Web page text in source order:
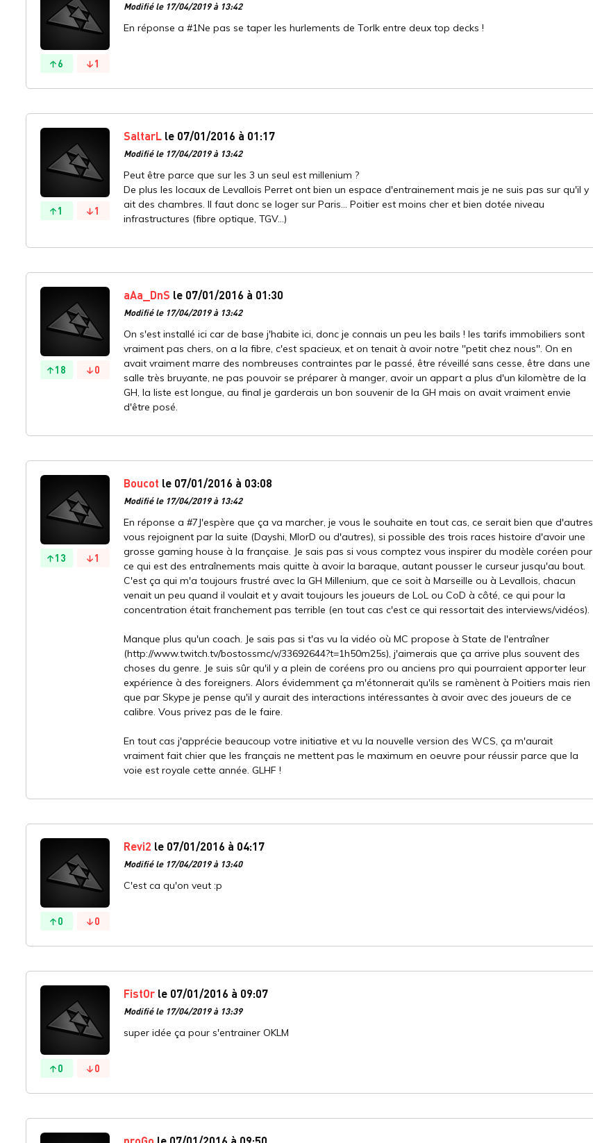
6 1
Modifié le 17/04/2019 à 13:42
En réponse a #1Ne pas se taper les hurlements de Torlk entre deux top decks !
1 1
SaltarL le 07/01/2016 à 01:17
Modifié le 17/04/2019 à 13:42
Peut être parce que sur les 3 un seul est millenium ?
De plus les locaux de Levallois Perret ont bien un espace d'entrainement mais je ne suis pas sur qu'il y
ait des chambres. Il faut donc se loger sur Paris... Poitier est moins cher et bien dotée niveau
infrastructures (fibre optique, TGV...)
18 0
aAa_DnS le 07/01/2016 à 01:30
Modifié le 17/04/2019 à 13:42
On s'est installé ici car de base j'habite ici, donc je connais un peu les bails ! les tarifs immobiliers sont
vraiment pas chers, on a la fibre, c'est spacieux, et on tenait à avoir notre ''petit chez nous''. On en
avait vraiment marre des nombreuses contraintes par le passé, être réveillé sans cesse, être dans une
salle très bruyante, ne pas pouvoir se préparer à manger, avoir un appart a plus d'un kilomètre de la
GH, la liste est longue, au final je garderais un bon souvenir de la GH mais on avait vraiment envie
d'être posé.
13 1
Boucot le 07/01/2016 à 03:08
Modifié le 17/04/2019 à 13:42
En réponse a #7J'espère que ça va marcher, je vous le souhaite en tout cas, ce serait bien que d'autres
vous rejoignent par la suite (Dayshi, MlorD ou d'autres), si possible des trois races histoire d'avoir une
grosse gaming house à la française. Je sais pas si vous comptez vous inspirer du modèle coréen pour
ce qui est des entraînements mais quitte à avoir la baraque, autant pousser le curseur jusqu'au bout.
C'est ça qui m'a toujours frustré avec la GH Millenium, que ce soit à Marseille ou à Levallois, chacun
venait un peu quand il voulait et y avait toujours les joueurs de LoL ou CoD à côté, ce qui pour la
concentration était franchement pas terrible (en tout cas c'est ce qui ressortait des interviews/vidéos).
Manque plus qu'un coach. Je sais pas si t'as vu la vidéo où MC propose à State de l'entraîner
(http://www.twitch.tv/bostossmc/v/33692644?t=1h50m25s), j'aimerais que ça arrive plus souvent des
choses du genre. Je suis sûr qu'il y a plein de coréens pro ou anciens pro qui pourraient apporter leur
expérience à des foreigners. Alors évidemment ça m'étonnerait qu'ils se ramènent à Poitiers mais rien
que par Skype je pense qu'il y aurait des interactions intéressantes à avoir avec des joueurs de ce
calibre. Vous privez pas de le faire.
En tout cas j'apprécie beaucoup votre initiative et vu la nouvelle version des WCS, ça m'aurait
vraiment fait chier que les français ne mettent pas le maximum en oeuvre pour réussir parce que la
voie est royale cette année. GLHF !
0 0
Revi2 le 07/01/2016 à 04:17
Modifié le 17/04/2019 à 13:40
C'est ca qu'on veut :p
0 0
FistOr le 07/01/2016 à 09:07
Modifié le 17/04/2019 à 13:39
super idée ça pour s'entrainer OKLM